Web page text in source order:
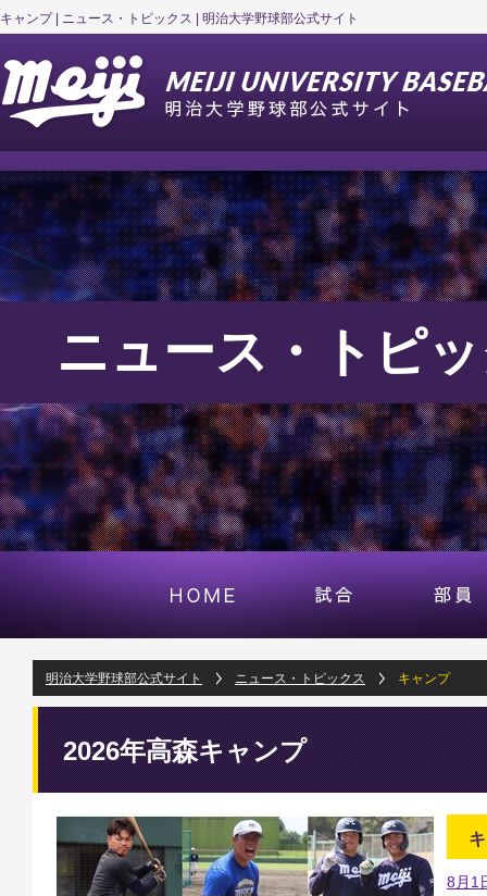
キャンプ | ニュース・トピックス | 明治大学野球部公式サイト
ニュース・トピ
明治大学野球部公式サイト ニュース・トピックス キャンプ
2026年高森キャンプ
8月1